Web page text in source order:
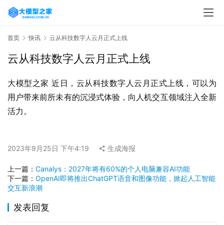
首页 快讯 云从科技数字人云月正式上线
云从科技数字人云月正式上线
大模型之家 近日，云从科技数字人云月正式上线，可以为
用户带来前所未有的沉浸式体验，向人机交互领域注入全新
活力。
2023年9月25日 下午4:19 生成海报
上一篇： Canalys：2027年将有60%的个人电脑兼容AI功能
下一篇： OpenAI即将推出ChatGPT语音和图像功能，掀起人工智能
交互新浪潮
发表回复